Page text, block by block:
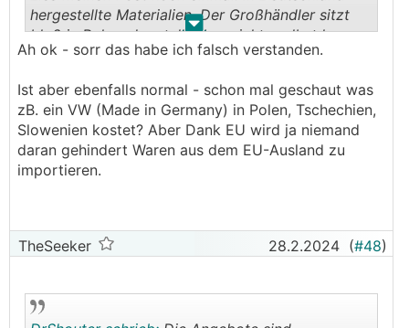
. .
hergestellte Materialien. Der Großhändler sitzt
bloß in Polen, der stellt aber nichts selbst her.
Ah ok - sorr das habe ich falsch verstanden.
Ist aber ebenfalls normal - schon mal geschaut was
zB. ein VW (Made in Germany) in Polen, Tschechien,
Slowenien kostet? Aber Dank EU wird ja niemand
daran gehindert Waren aus dem EU-Ausland zu
importieren.
TheSeeker 28.2.2024 (#48)